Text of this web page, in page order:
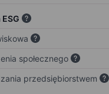
społecznego
przedsiębiorstwem